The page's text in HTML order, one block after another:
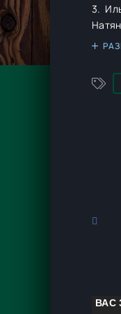
3. Илья Олегович
Натянутая паутина.
Лорда 3. Дмитрий Дроздов: Контроль Лорда 4. Дмитрий Дроздов: Борьба Лорда МЫ
МОГИЛЫ: 1. Михаил Злобин: Медиум 2. Михаил Злобин: